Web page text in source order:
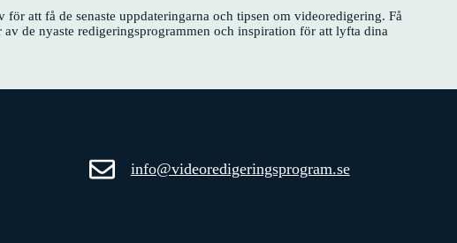
att få de senaste uppdateringarna och tipsen om videoredigering. Få
de nyaste redigeringsprogrammen och inspiration för att lyfta dina
info@videoredigeringsprogram.se